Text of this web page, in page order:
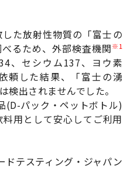
た放射性物質の「富士の
るため、外部検査機関※1
、セシウム137、ヨウ素
頼した結果、「富士の湧
検出されませんでした。
(D-パック・ペットボトル)
料用として安心してご利用
テスティング・ジャパン